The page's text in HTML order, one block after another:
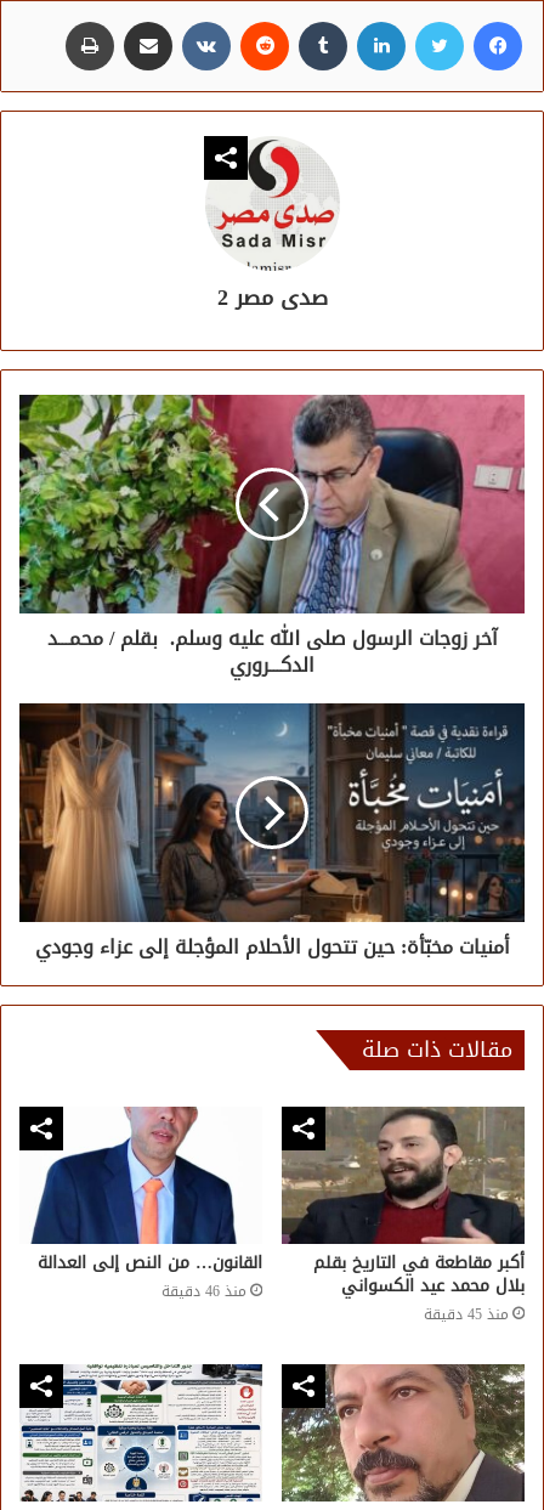
فيسبوك تويتر لينكدإن مشاركة عبر البريد
صدى مصر 2
آخر زوجات الرسول صلى الله عليه وسلم. بقلم / محمـــد
الدكـــروري
أمنيات مخبّأة: حين تتحول الأحلام المؤجلة إلى عزاء وجودي
مقالات ذات صلة
أكبر مقاطعة في التاريخ بقلم
بلال محمد عيد الكسواني
منذ 45 دقيقة
القانون… من النص إلى العدالة
منذ 46 دقيقة